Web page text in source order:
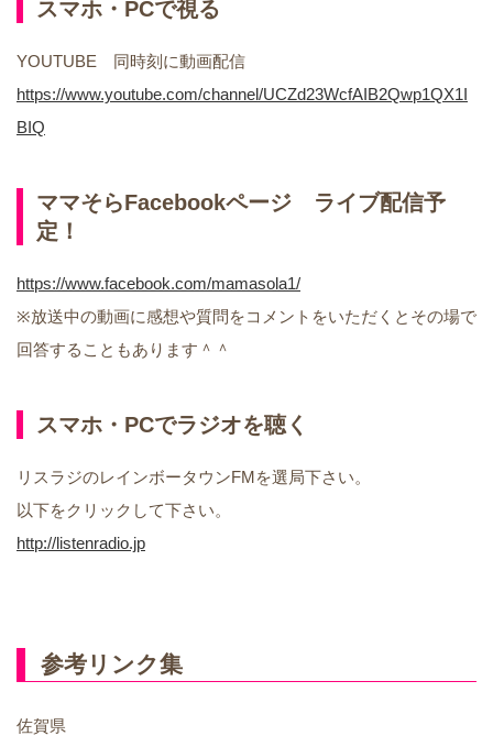
スマホ・PCで視る
YOUTUBE 同時刻に動画配信
https://www.youtube.com/channel/UCZd23WcfAIB2Qwp1QX1I
BIQ
ママそらFacebookページ ライブ配信予
定！
https://www.facebook.com/mamasola1/
※放送中の動画に感想や質問をコメントをいただくとその場で
回答することもあります＾＾
スマホ・PCでラジオを聴く
リスラジのレインボータウンFMを選局下さい。
以下をクリックして下さい。
http://listenradio.jp
参考リンク集
佐賀県